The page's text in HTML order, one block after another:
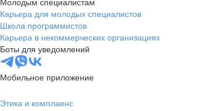
Карьера для молодых специалистов
Школа программистов
Карьера в некоммерческих организациях
Боты для уведомлений
Мобильное приложение
Этика и комплаенс